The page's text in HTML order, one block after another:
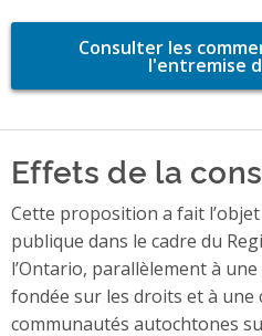
Consulter les
l'entremise
Effets de la
Cette proposition a fait
publique dans le cadre du
l’Ontario, parallèlement à
fondée sur les droits et à une
communautés autochtones